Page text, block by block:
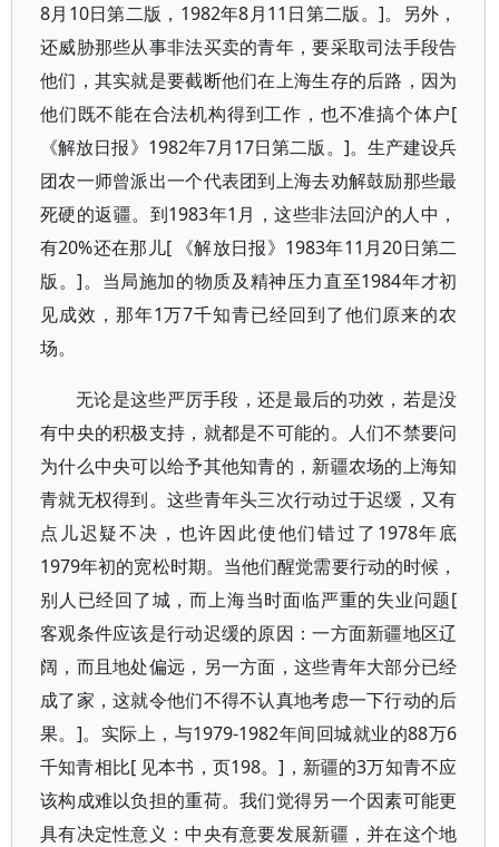
8月10日第二版，1982年8月11日第二版。]。另外，
还威胁那些从事非法买卖的青年，要采取司法手段告
他们，其实就是要截断他们在上海生存的后路，因为
他们既不能在合法机构得到工作，也不准搞个体户[
《解放日报》1982年7月17日第二版。]。生产建设兵
团农一师曾派出一个代表团到上海去劝解鼓励那些最
死硬的返疆。到1983年1月，这些非法回沪的人中，
有20%还在那儿[ 《解放日报》1983年11月20日第二
版。]。当局施加的物质及精神压力直至1984年才初
见成效，那年1万7千知青已经回到了他们原来的农
场。
无论是这些严厉手段，还是最后的功效，若是没
有中央的积极支持，就都是不可能的。人们不禁要问
为什么中央可以给予其他知青的，新疆农场的上海知
青就无权得到。这些青年头三次行动过于迟缓，又有
点儿迟疑不决，也许因此使他们错过了1978年底
1979年初的宽松时期。当他们醒觉需要行动的时候，
别人已经回了城，而上海当时面临严重的失业问题[
客观条件应该是行动迟缓的原因：一方面新疆地区辽
阔，而且地处偏远，另一方面，这些青年大部分已经
成了家，这就令他们不得不认真地考虑一下行动的后
果。]。实际上，与1979-1982年间回城就业的88万6
千知青相比[ 见本书，页198。]，新疆的3万知青不应
该构成难以负担的重荷。我们觉得另一个因素可能更
具有决定性意义：中央有意要发展新疆，并在这个地